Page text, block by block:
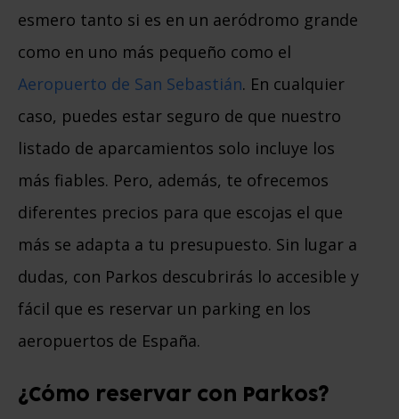
esmero tanto si es en un aeródromo grande
como en uno más pequeño como el
Aeropuerto de San Sebastián. En cualquier
caso, puedes estar seguro de que nuestro
listado de aparcamientos solo incluye los
más fiables. Pero, además, te ofrecemos
diferentes precios para que escojas el que
más se adapta a tu presupuesto. Sin lugar a
dudas, con Parkos descubrirás lo accesible y
fácil que es reservar un parking en los
aeropuertos de España.
¿Cómo reservar con Parkos?